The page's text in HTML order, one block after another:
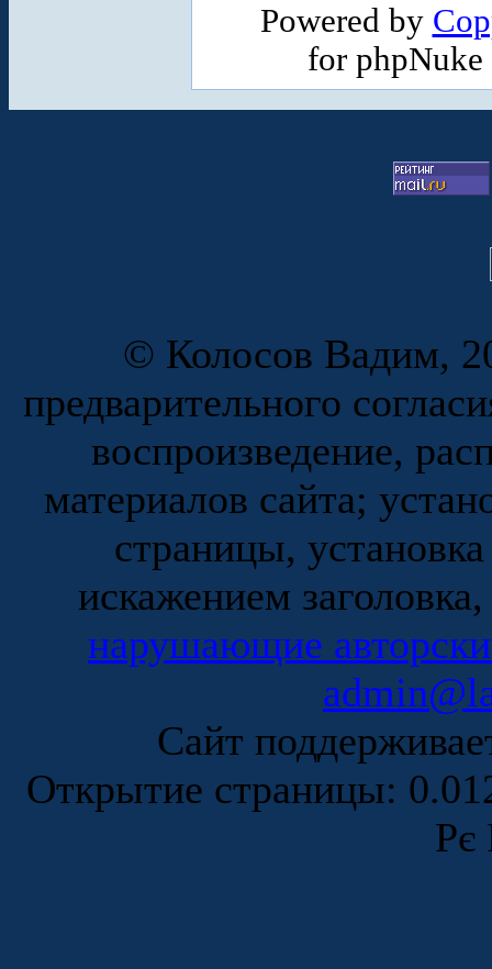
Powered by
for
© Колосов Вадим,
предварительного
воспроизведение,
материалов сайта;
страницы,
искажением
нарушающие
Сайт
Открытие страницы:
Рє